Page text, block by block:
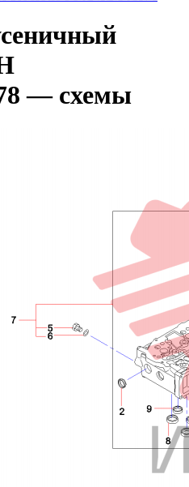
— схемы